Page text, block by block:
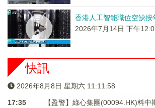
香港人工智能職位空缺按
2026年7月14日 下午
快訊
2026年8月8日 星期六 11:11:58
17:35
【盈警】綠心集團(00094.HK)料中